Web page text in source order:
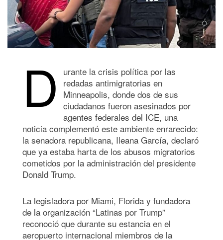
D
urante la crisis política por las
redadas antimigratorias en
Minneapolis, donde dos de sus
ciudadanos fueron asesinados por
agentes federales del ICE, una
noticia complementó este ambiente enrarecido:
la senadora republicana, Ileana García, declaró
que ya estaba harta de los abusos migratorios
cometidos por la administración del presidente
Donald Trump.
La legisladora por Miami, Florida y fundadora
de la organización “Latinas por Trump”
reconoció que durante su estancia en el
aeropuerto internacional miembros de la